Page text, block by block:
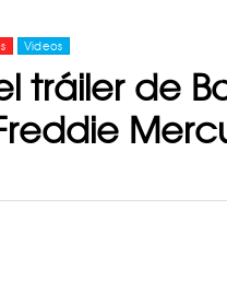
Videos
tráiler de